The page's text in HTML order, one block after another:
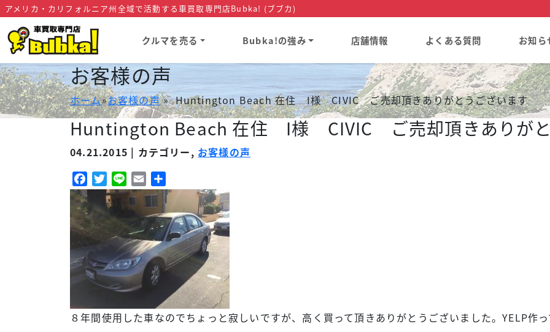
アメリカ・カリフォルニア州全域で活動する車買取専門店Bubka! (ブブカ)
クルマを売る Bubka!の強み 店舗情報 よくある質問 お知ら
お客様の声
ホーム»お客様の声» Huntington Beach 在住 I様 CIVIC ご売却頂きありがとうございます
Huntington Beach 在住 I様 CIVIC ご売却頂きありがと
04.21.2015 | カテゴリー, お客様の声
Facebook
Twitter
Line Email
有
８年間使用した車なのでちょっと寂しいですが、高く買って頂きありがとうございました。YELP作っ